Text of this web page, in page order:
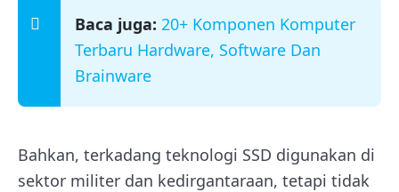
Baca juga: 20+ Komponen Komputer
Terbaru Hardware, Software Dan
Brainware
Bahkan, terkadang teknologi SSD digunakan di
sektor militer dan kedirgantaraan, tetapi tidak